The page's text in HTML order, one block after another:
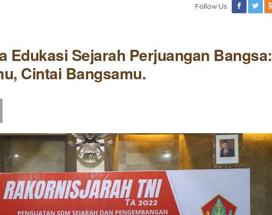
Follow Us
Edukasi Sejarah Perjuangan Bangsa:
Cintai Bangsamu.